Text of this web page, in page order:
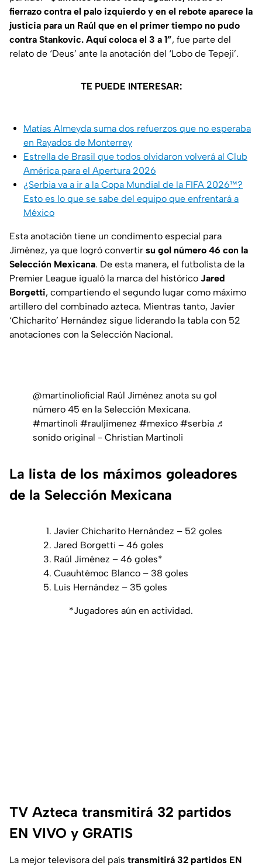
fierrazo contra el palo izquierdo y en el rebote aparece la
justicia para un Raúl que en el primer tiempo no pudo
contra Stankovic. Aquí coloca el 3 a 1”, fue parte del
relato de ‘Deus’ ante la anotación del ‘Lobo de Tepeji’.
TE PUEDE INTERESAR:
Matías Almeyda suma dos refuerzos que no esperaba
en Rayados de Monterrey
Estrella de Brasil que todos olvidaron volverá al Club
América para el Apertura 2026
¿Serbia va a ir a la Copa Mundial de la FIFA 2026™?
Esto es lo que se sabe del equipo que enfrentará a
México
Esta anotación tiene un condimento especial para
Jiménez, ya que logró convertir su gol número 46 con la
Selección Mexicana. De esta manera, el futbolista de la
Premier League igualó la marca del histórico Jared
Borgetti, compartiendo el segundo lugar como máximo
artillero del combinado azteca. Mientras tanto, Javier
‘Chicharito’ Hernández sigue liderando la tabla con 52
anotaciones con la Selección Nacional.
@martinolioficial Raúl Jiménez anota su gol
número 45 en la Selección Mexicana.
#martinoli #rauljimenez #mexico #serbia ♬
sonido original - Christian Martinoli
La lista de los máximos goleadores
de la Selección Mexicana
Javier Chicharito Hernández – 52 goles
Jared Borgetti – 46 goles
Raúl Jiménez – 46 goles*
Cuauhtémoc Blanco – 38 goles
Luis Hernández – 35 goles
*Jugadores aún en actividad.
TV Azteca transmitirá 32 partidos
EN VIVO y GRATIS
La mejor televisora del país transmitirá 32 partidos EN